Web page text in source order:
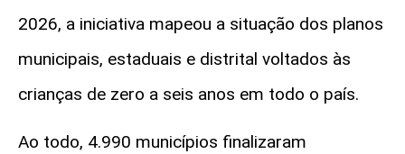
2026, a iniciativa mapeou a situação dos planos
municipais, estaduais e distrital voltados às
crianças de zero a seis anos em todo o país.
Ao todo, 4.990 municípios finalizaram